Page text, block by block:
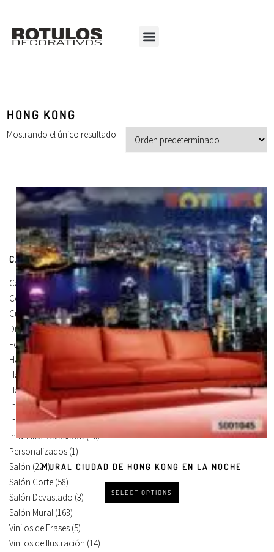
HONG KONG
Mostrando el único resultado
MURAL CIUDAD DE HONG KONG EN LA NOCHE
SELECT OPTIONS
CATEGORÍAS DE PRODUCTOS
Carteles Para Puertas
(3)
Cocina(13)
Cuadros en Vinilos(105)
Diseños en Vinilo(8)
Foto Lienzo
Habitación (4)
Habitación Corte(3)
Habitación Devastado(1)
Infantiles(75)
Infantiles Corte(65)
Infantiles Devastado(10)
Personalizados (1)
Salón (224)
Salón Corte (58)
Salón Devastado (3)
Salón Mural (163)
Vinilos de Frases (5)
Vinilos de Ilustración (14)